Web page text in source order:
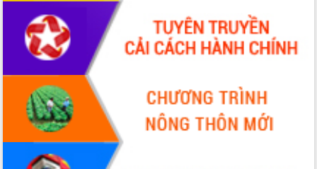
công tác cải cách thủ tục hành chính
tại Trung tâm Phục vụ hành chính
công tỉnh
Đắk Lắk: Tôn vinh 46 giải pháp tại Hội
thi Sáng tạo Kỹ thuật 2024 - 2025
Đắk Lắk rà soát, điều chỉnh Đề án 190
về phát triển nuôi trồng thủy sản
Phó Chủ tịch UBND tỉnh Đắk Lắk
Trương Công Thái kiểm tra thực địa
Dự án cao tốc Khánh Hòa - Buôn Ma
Thuột